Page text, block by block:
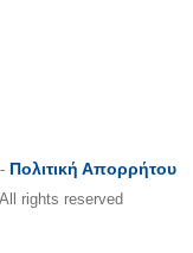
- Πολιτική Απορρήτου
rights reserved